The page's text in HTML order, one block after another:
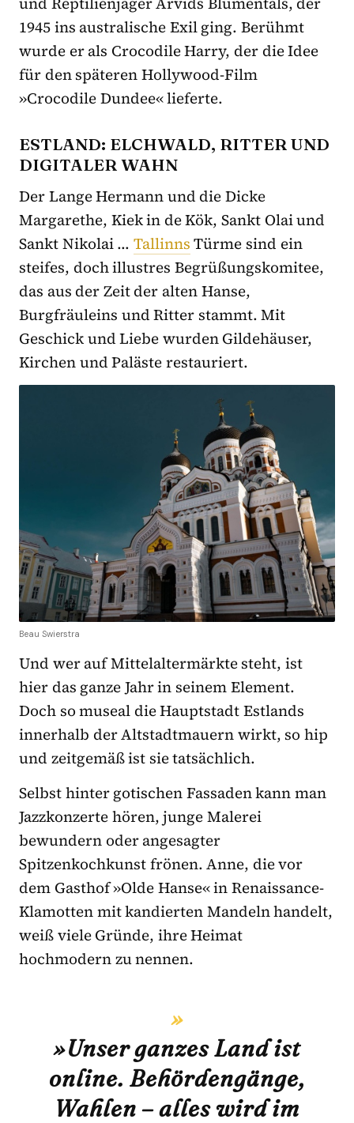
1945 ins australische Exil ging. Berühmt
wurde er als Crocodile Harry, der die Idee
für den späteren Hollywood-Film
»Crocodile Dundee« lieferte.
ESTLAND: ELCHWALD, RITTER UND
DIGITALER WAHN
Der Lange Hermann und die Dicke
Margarethe, Kiek in de Kök, Sankt Olai und
Sankt Nikolai … TallinnsTürme sind ein
steifes, doch illustres Begrüßungskomitee,
das aus der Zeit der alten Hanse,
Burgfräuleins und Ritter stammt. Mit
Geschick und Liebe wurden Gildehäuser,
Kirchen und Paläste restauriert.
Beau Swierstra
Und wer auf Mittelaltermärkte steht, ist
hier das ganze Jahr in seinem Element.
Doch so museal die Hauptstadt Estlands
innerhalb der Altstadtmauern wirkt, so hip
und zeitgemäß ist sie tatsächlich.
Selbst hinter gotischen Fassaden kann man
Jazzkonzerte hören, junge Malerei
bewundern oder angesagter
Spitzenkochkunst frönen. Anne, die vor
dem Gasthof »Olde Hanse« in Renaissance-
Klamotten mit kandierten Mandeln handelt,
weiß viele Gründe, ihre Heimat
hochmodern zu nennen.
»Unser ganzes Land ist
online. Behördengänge,
Wahlen – alles wird im